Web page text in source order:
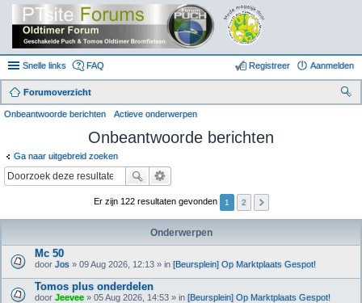
Snelle links FAQ Aanmelden
Registreer
Forumoverzicht
Onbeantwoorde berichten Actieve onderwerpen
Onbeantwoorde berichten
Ga naar uitgebreid zoeken
Er zijn 122 resultaten gevonden 1 2
Onderwerpen
Mc 50
door Jos » 09 Aug 2026, 12:13 » in [Beursplein] Op Marktplaats Gespot!
Tomos plus onderdelen
door Jeevee » 05 Aug 2026, 14:53 » in [Beursplein] Op Marktplaats Gespot!